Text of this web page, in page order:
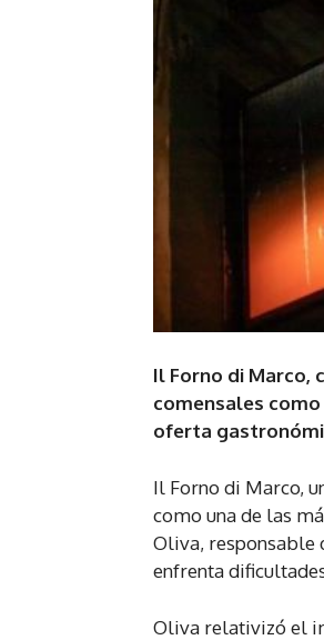
Il Forno di Marco,
comensales
oferta
Il Forno di Marco,
como una de las
Oliva, responsable
enfrenta
Oliva relativizó el